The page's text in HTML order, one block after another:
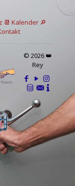
📆 Kalender 🔎
© 2026 👑
Rey